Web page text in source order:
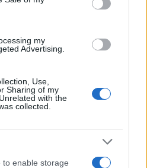
my
Advertising.
Use,
Sharing of my
with the
collected.
to enable storage
investitori con requisiti
covenant e le clausole di
sul posizionamento
opzioni call o step-up
diversa dalla
degli
. In questi
rischio in tasso, credito